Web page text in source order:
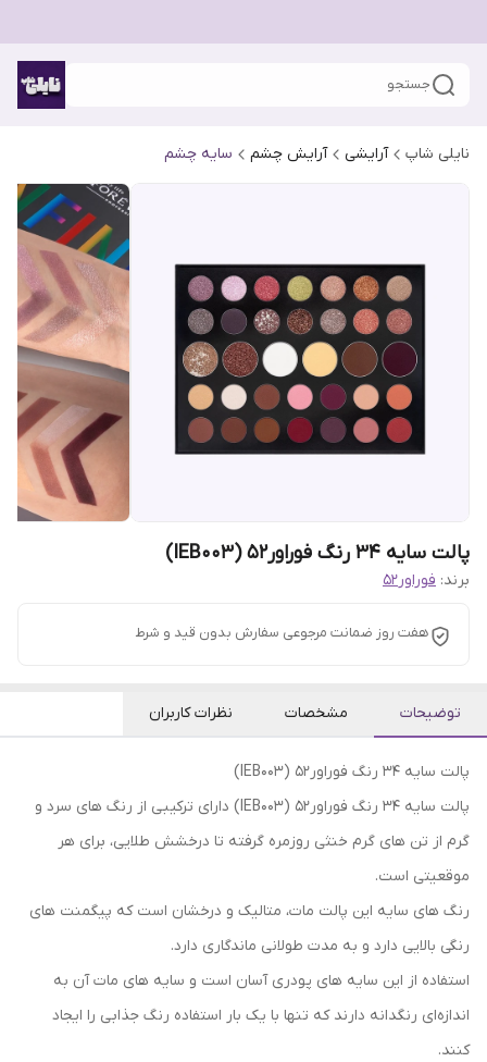
جستجو
نایلی شاپ آرایشی آرایش چشم سایه چشم
پالت سایه 34 رنگ فوراور52 (IEB003)
برند: فوراور52
هفت روز ضمانت مرجوعی سفارش بدون قید و شرط
توضیحات مشخصات نظرات کاربران
پالت سایه 34 رنگ فوراور52 (IEB003)
پالت سایه 34 رنگ فوراور52 (IEB003) دارای ترکیبی از رنگ های سرد و
گرم از تن های گرم خنثی روزمره گرفته تا درخشش طلایی، برای هر
موقعیتی است.
رنگ های سایه این پالت مات، متالیک و درخشان است که پیگمنت های
رنگی بالایی دارد و به مدت طولانی ماندگاری دارد.
استفاده از این سایه های پودری آسان است و سایه‌ های مات آن به
اندازه‌ای رنگدانه دارند که تنها با یک بار استفاده رنگ جذابی را ایجاد
کنند.